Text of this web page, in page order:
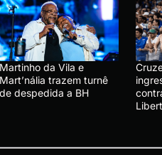
Martinho da Vila e
Mart’nália trazem turnê
de despedida a BH